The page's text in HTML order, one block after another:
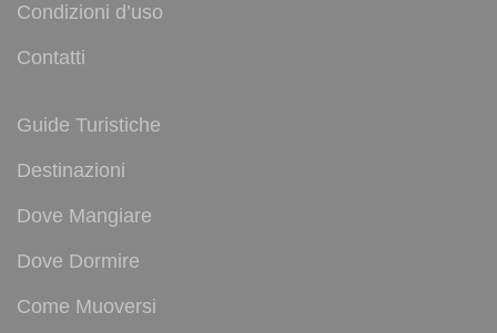
Condizioni d’uso
Contatti
Guide Turistiche
Destinazioni
Dove Mangiare
Dove Dormire
Come Muoversi